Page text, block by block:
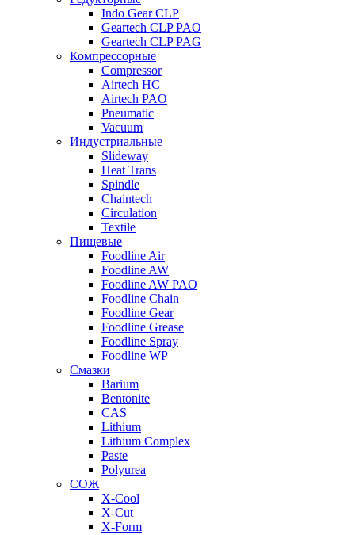
Indo Gear CLP
Geartech CLP PAO
Geartech CLP PAG
Компрессорные
Compressor
Airtech HC
Airtech PAO
Pneumatic
Vacuum
Индустриальные
Slideway
Heat Trans
Spindle
Chaintech
Circulation
Textile
Пищевые
Foodline Air
Foodline AW
Foodline AW PAO
Foodline Chain
Foodline Gear
Foodline Grease
Foodline Spray
Foodline WP
Смазки
Barium
Bentonite
CAS
Lithium
Lithium Complex
Paste
Polyurea
СОЖ
X-Cool
X-Cut
X-Form